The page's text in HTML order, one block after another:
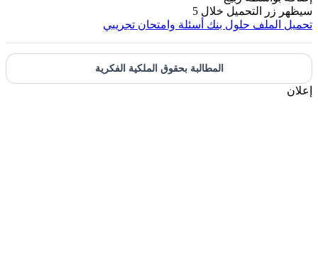
سيظهر زر التحميل خلال 5
تحميل الملف حلول بنك أسئلة وامتحان تجريبي
المطالبة بحقوق الملكية الفكرية
إعلان